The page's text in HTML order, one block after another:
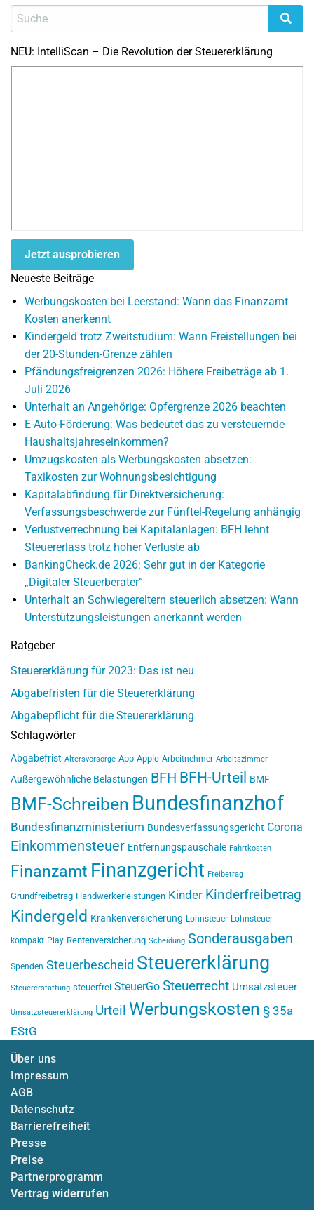
NEU: IntelliScan – Die Revolution der Steuererklärung
Jetzt ausprobieren
Neueste Beiträge
Werbungskosten bei Leerstand: Wann das Finanzamt
Kosten anerkennt
Kindergeld trotz Zweitstudium: Wann Freistellungen bei
der 20-Stunden-Grenze zählen
Pfändungsfreigrenzen 2026: Höhere Freibeträge ab 1.
Juli 2026
Unterhalt an Angehörige: Opfergrenze 2026 beachten
E-Auto-Förderung: Was bedeutet das zu versteuernde
Haushaltsjahreseinkommen?
Umzugskosten als Werbungskosten absetzen:
Taxikosten zur Wohnungsbesichtigung
Kapitalabfindung für Direktversicherung:
Verfassungsbeschwerde zur Fünftel-Regelung anhängig
Verlustverrechnung bei Kapitalanlagen: BFH lehnt
Steuererlass trotz hoher Verluste ab
BankingCheck.de 2026: Sehr gut in der Kategorie
„Digitaler Steuerberater“
Unterhalt an Schwiegereltern steuerlich absetzen: Wann
Unterstützungsleistungen anerkannt werden
Ratgeber
Steuererklärung für 2023: Das ist neu
Abgabefristen für die Steuererklärung
Abgabepflicht für die Steuererklärung
Schlagwörter
Abgabefrist Altersvorsorge App Apple Arbeitnehmer Arbeitszimmer
Außergewöhnliche Belastungen BFH BFH-Urteil BMF
BMF-Schreiben Bundesfinanzhof
Bundesfinanzministerium Bundesverfassungsgericht Corona
Einkommensteuer Entfernungspauschale Fahrtkosten
Finanzamt Finanzgericht Freibetrag
Grundfreibetrag Handwerkerleistungen Kinder Kinderfreibetrag
Kindergeld Krankenversicherung Lohnsteuer Lohnsteuer
kompakt Play Rentenversicherung Scheidung Sonderausgaben
Spenden Steuerbescheid Steuererklärung
Steuererstattung steuerfrei SteuerGo Steuerrecht Umsatzsteuer
Umsatzsteuererklärung Urteil Werbungskosten § 35a
EStG
Über uns
Impressum
AGB
Datenschutz
Barrierefreiheit
Presse
Preise
Partnerprogramm
Vertrag widerrufen